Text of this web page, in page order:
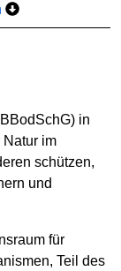
in
Natur im
schützen,
und
für
Teil des